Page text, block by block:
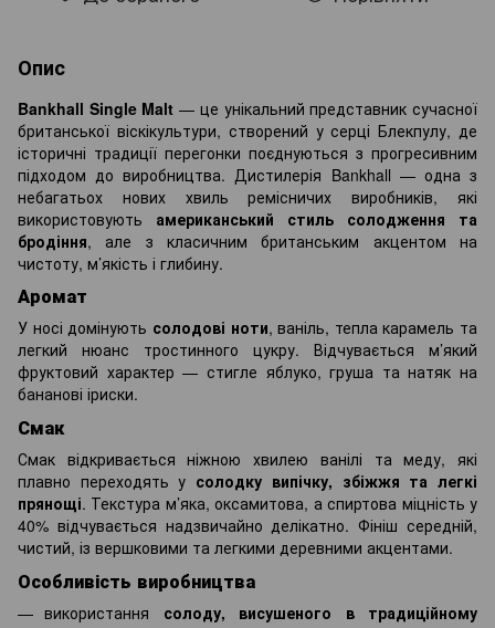
Опис
Bankhall Single Malt — це унікальний представник сучасної
британської віскікультури, створений у серці Блекпулу, де
історичні традиції перегонки поєднуються з прогресивним
підходом до виробництва. Дистилерія Bankhall — одна з
небагатьох нових хвиль ремісничих виробників, які
використовують американський стиль солодження та
бродіння, але з класичним британським акцентом на
чистоту, м’якість і глибину.
Аромат
У носі домінують солодові ноти, ваніль, тепла карамель та
легкий нюанс тростинного цукру. Відчувається м’який
фруктовий характер — стигле яблуко, груша та натяк на
бананові іриски.
Смак
Смак відкривається ніжною хвилею ванілі та меду, які
плавно переходять у солодку випічку, збіжжя та легкі
прянощі. Текстура м’яка, оксамитова, а спиртова міцність у
40% відчувається надзвичайно делікатно. Фініш середній,
чистий, із вершковими та легкими деревними акцентами.
Особливість виробництва
використання солоду, висушеного в традиційному